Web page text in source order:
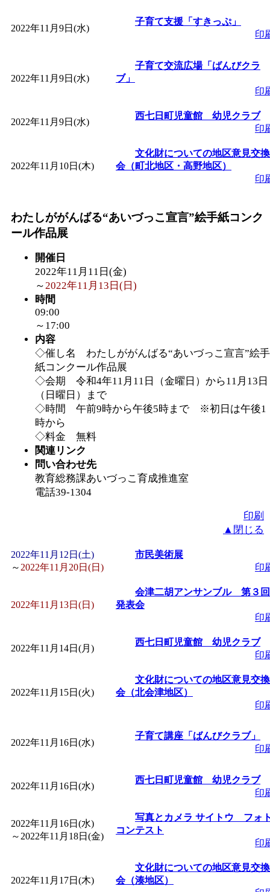
de 健康づくり」」 受
堂島地区歴史ウオ
す」 受付期間：～
「みなづる号乗車体
de 健康づくり」」 受
「皆鶴姫のこびる塾
～」 受付期間：～
「みなづる号乗車体
de 健康づくり」
2022年11月9日(水)
子育て支援「すきっぷ」
印
2022年11月9日(水)
子育て交流広場「ばんびクラ
ブ」
印
2022年11月9日(水)
西七日町児童館 幼児クラブ
印
2022年11月10日(木)
文化財についての地区意見交換
会（町北地区・高野地区）
印
わたしががんばる“あいづっこ宣言”絵手紙コンク
ール作品展
開催日
2022年11月11日(金)
～2022年11月13日(日)
時間
09:00
～17:00
内容
◇催し名 わたしががんばる“あいづっこ宣言”絵手
紙コンクール作品展
◇会期 令和4年11月11日（金曜日）から11月13日
（日曜日）まで
◇時間 午前9時から午後5時まで ※初日は午後1
時から
◇料金 無料
関連リンク
問い合わせ先
教育総務課あいづっこ育成推進室
電話39-1304
印刷
▲閉じる
2022年11月12日(土)
～ 2022年11月20日(日)
市民美術展
印
2022年11月13日(日)
会津二胡アンサンブル 第３回
発表会
印
2022年11月14日(月)
西七日町児童館 幼児クラブ
印
2022年11月15日(火)
文化財についての地区意見交換
会（北会津地区）
印
2022年11月16日(水)
子育て講座「ばんびクラブ」
印
2022年11月16日(水)
西七日町児童館 幼児クラブ
印
2022年11月16日(水)
～ 2022年11月18日(金)
写真とカメラ サイトウ フォ
コンテスト
印
2022年11月17日(木)
文化財についての地区意見交換
会（湊地区）